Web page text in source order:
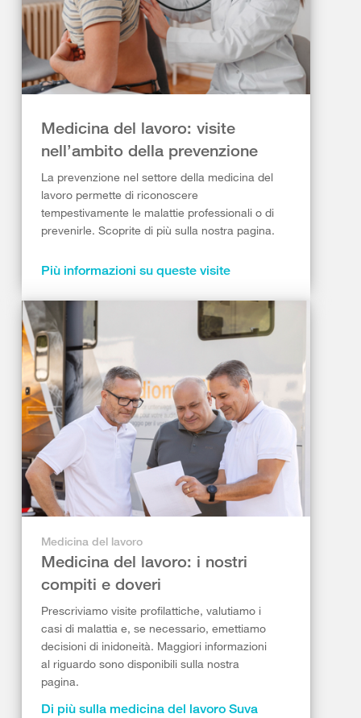
Medicina del lavoro: visite
nell’ambito della prevenzione
La prevenzione nel settore della medicina del
lavoro permette di riconoscere
tempestivamente le malattie professionali o di
prevenirle. Scoprite di più sulla nostra pagina.
Più informazioni su queste visite
Medicina del lavoro
Medicina del lavoro: i nostri
compiti e doveri
Prescriviamo visite profilattiche, valutiamo i
casi di malattia e, se necessario, emettiamo
decisioni di inidoneità. Maggiori informazioni
al riguardo sono disponibili sulla nostra
pagina.
Di più sulla medicina del lavoro Suva